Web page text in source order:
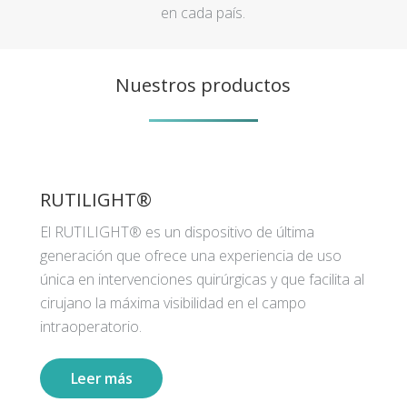
en cada país.
Nuestros productos
RUTILIGHT®
El RUTILIGHT® es un dispositivo de última
generación que ofrece una experiencia de uso
única en intervenciones quirúrgicas y que facilita al
cirujano la máxima visibilidad en el campo
intraoperatorio.
Leer más